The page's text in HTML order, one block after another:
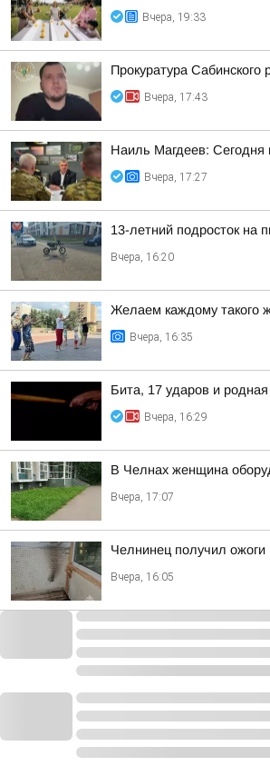
Вчера, 19:33
Прокуратура
Вчера, 17:43
Наиль Магдеев: Сегодня
Вчера, 17:27
13-летний подросток на
Вчера, 16:20
Желаем каждому такого
Вчера, 16:35
Бита, 17 ударов и
Вчера, 16:29
В Челнах женщина
Вчера, 17:07
Челнинец получил
Вчера, 16:05